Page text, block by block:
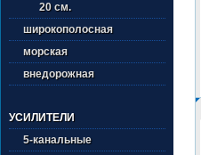
20 см.
широкополосная
морская
внедорожная
УСИЛИТЕЛИ
5-канальные